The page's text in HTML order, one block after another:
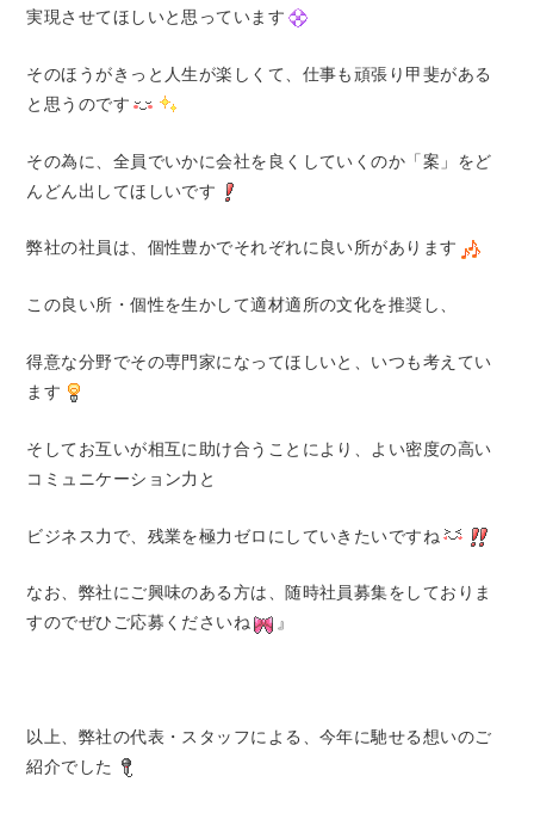
実現させてほしいと思っています
そのほうがきっと人生が楽しくて、仕事も頑張り甲斐がある
と思うのです
その為に、全員でいかに会社を良くしていくのか「案」をど
んどん出してほしいです
弊社の社員は、個性豊かでそれぞれに良い所があります
この良い所・個性を生かして適材適所の文化を推奨し、
得意な分野でその専門家になってほしいと、いつも考えてい
ます
そしてお互いが相互に助け合うことにより、よい密度の高い
コミュニケーション力と
ビジネス力で、残業を極力ゼロにしていきたいですね
なお、弊社にご興味のある方は、随時社員募集をしておりま
すのでぜひご応募くださいね
』
以上、弊社の代表・スタッフによる、今年に馳せる想いのご
紹介でした